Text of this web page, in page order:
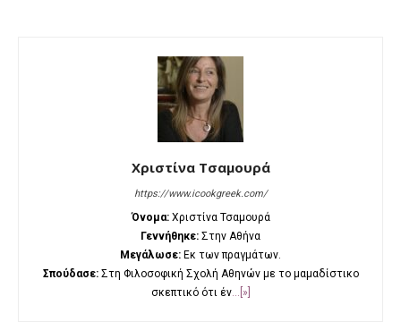
Χριστίνα Τσαμουρά
https://www.icookgreek.com/
Όνομα:Χριστίνα Τσαμουρά
Γεννήθηκε: Στην Αθήνα
Μεγάλωσε: Εκ των πραγμάτων.
Σπούδασε:Στη Φιλοσοφική Σχολή Αθηνών με το μαμαδίστικο
σκεπτικό ότι έν...[»]